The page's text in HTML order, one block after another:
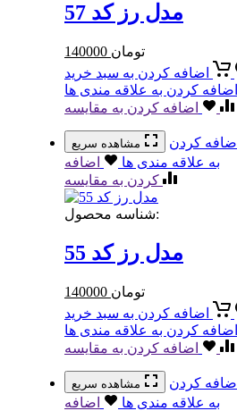
مدل رز کد 57
140000 تومان
اضافه کردن به سبد خرید
اضافه کردن به علاقه مندی ها
اضافه کردن به مقایسه
مشاهده سریع
اضافه کردن
به علاقه مندی ها
اضافه
کردن به مقایسه
شناسه محصول:
مدل رز کد 55
140000 تومان
اضافه کردن به سبد خرید
اضافه کردن به علاقه مندی ها
اضافه کردن به مقایسه
مشاهده سریع
اضافه کردن
به علاقه مندی ها
اضافه